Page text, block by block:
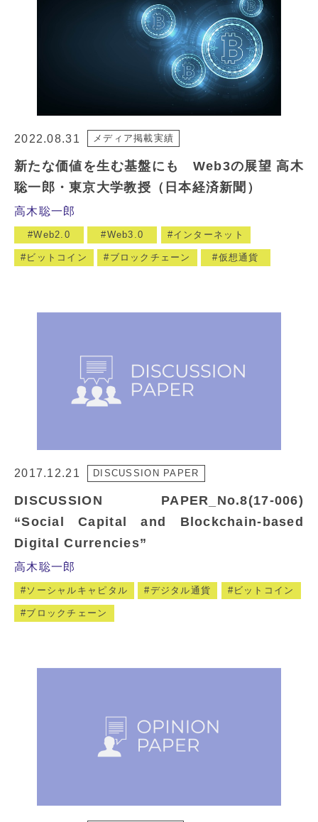
2022.08.31 メディア掲載実績
新たな価値を生む基盤にも Web3の展望 高木
聡一郎・東京大学教授（日本経済新聞）
高木聡一郎
Web2.0 Web3.0 インターネット
ビットコイン ブロックチェーン 仮想通貨
2017.12.21 DISCUSSION PAPER
DISCUSSION PAPER_No.8(17-006)
“Social Capital and Blockchain-based
Digital Currencies”
高木聡一郎
ソーシャルキャピタル デジタル通貨 ビットコイン
ブロックチェーン